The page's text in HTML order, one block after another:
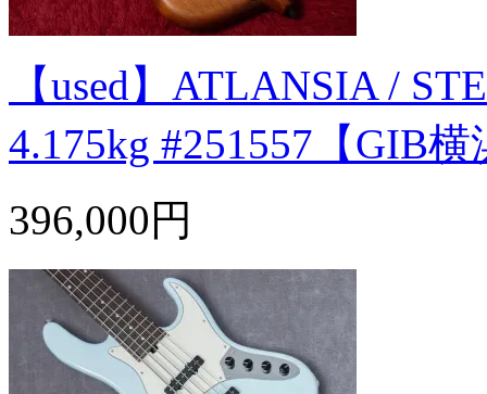
【used】ATLANSIA /
4.175kg #251557【GIB横
396,000円